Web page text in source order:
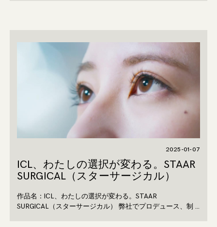
2025-01-07
ICL、わたしの選択が変わる。STAAR
SURGICAL（スターサージカル）
作品名：ICL、わたしの選択が変わる。STAAR
SURGICAL（スターサージカル） 弊社でプロデュース、制 …